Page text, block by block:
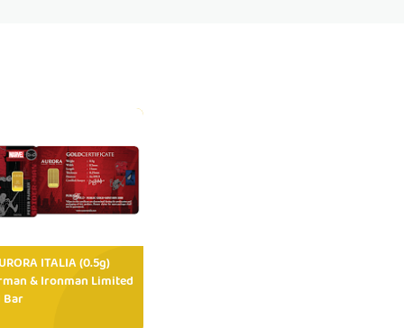
ITALIA (0.5g)
& Ironman Limited